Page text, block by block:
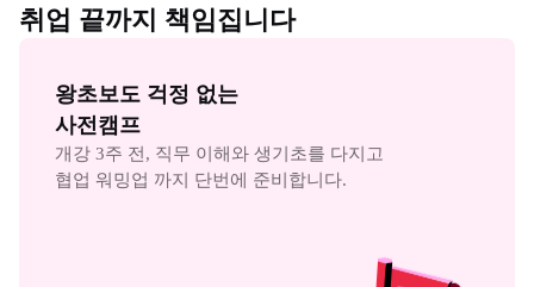
취업 끝까지 책임집니다
왕초보도 걱정 없는
사전캠프
개강 3주 전, 직무 이해와 생기초를 다지고
협업 워밍업 까지 단번에 준비합니다.